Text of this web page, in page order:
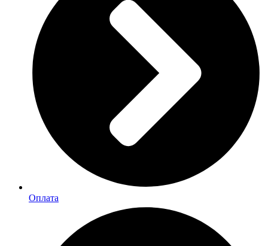
Оплата